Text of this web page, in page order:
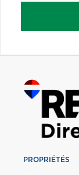
PROPRIÉTÉS